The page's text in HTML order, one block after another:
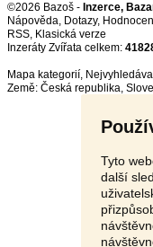
Tyto
další
©2026 Bazoš - Inzerce,
Nápověda, Dotazy,
RSS,
Inzeráty Zvířata celkem:
Mapa kategorií,
Země: Česká republika,